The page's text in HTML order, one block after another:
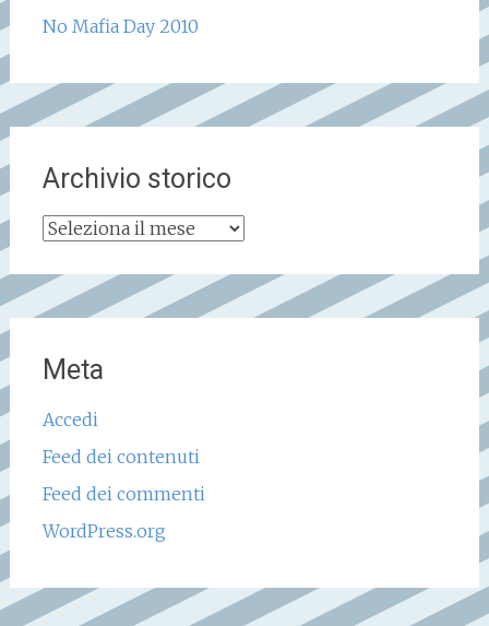
No Mafia Day 2010
Archivio storico
Archivio
Meta
Accedi
Feed dei contenuti
Feed dei commenti
WordPress.org